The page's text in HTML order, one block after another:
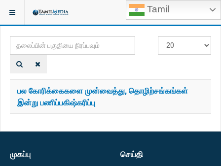
Tamil
இருக்குமிடம்: TAGS
தலைப்பின்
பகுதியை
நிரப்பவும்
காட்டுக
பல கோரிக்கைகளை முன்வைத்து, தொழிற்சங்கங்கள்
இன்று பணிப்பகிஷ்கரிப்பு
முகப்பு செய்தி